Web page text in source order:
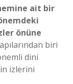
ait bir
önüne
biri
dini
izlerini